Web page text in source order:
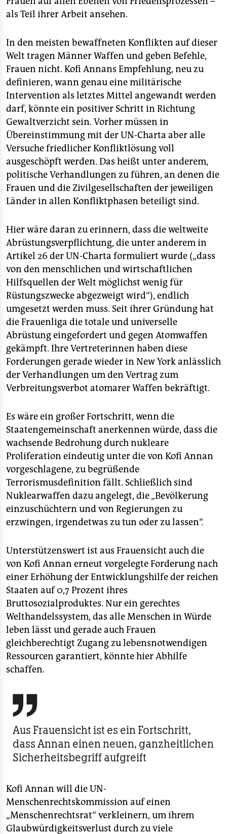
als Teil ihrer Arbeit ansehen.
In den meisten bewaffneten Konflikten auf dieser
Welt tragen Männer Waffen und geben Befehle,
Frauen nicht. Kofi Annans Empfehlung, neu zu
definieren, wann genau eine militärische
Intervention als letztes Mittel angewandt werden
darf, könnte ein positiver Schritt in Richtung
Gewaltverzicht sein. Vorher müssen in
Übereinstimmung mit der UN-Charta aber alle
Versuche friedlicher Konfliktlösung voll
ausgeschöpft werden. Das heißt unter anderem,
politische Verhandlungen zu führen, an denen die
Frauen und die Zivilgesellschaften der jeweiligen
Länder in allen Konfliktphasen beteiligt sind.
Hier wäre daran zu erinnern, dass die weltweite
Abrüstungsverpflichtung, die unter anderem in
Artikel 26 der UN-Charta formuliert wurde („dass
von den menschlichen und wirtschaftlichen
Hilfsquellen der Welt möglichst wenig für
Rüstungszwecke abgezweigt wird“), endlich
umgesetzt werden muss. Seit ihrer Gründung hat
die Frauenliga die totale und universelle
Abrüstung eingefordert und gegen Atomwaffen
gekämpft. Ihre Vertreterinnen haben diese
Forderungen gerade wieder in New York anlässlich
der Verhandlungen um den Vertrag zum
Verbreitungsverbot atomarer Waffen bekräftigt.
Es wäre ein großer Fortschritt, wenn die
Staatengemeinschaft anerkennen würde, dass die
wachsende Bedrohung durch nukleare
Proliferation eindeutig unter die von Kofi Annan
vorgeschlagene, zu begrüßende
Terrorismusdefinition fällt. Schließlich sind
Nuklearwaffen dazu angelegt, die „Bevölkerung
einzuschüchtern und von Regierungen zu
erzwingen, irgendetwas zu tun oder zu lassen“.
Unterstützenswert ist aus Frauensicht auch die
von Kofi Annan erneut vorgelegte Forderung nach
einer Erhöhung der Entwicklungshilfe der reichen
Staaten auf 0,7 Prozent ihres
Bruttosozialproduktes. Nur ein gerechtes
Welthandelssystem, das alle Menschen in Würde
leben lässt und gerade auch Frauen
gleichberechtigt Zugang zu lebensnotwendigen
Ressourcen garantiert, könnte hier Abhilfe
schaffen.

Aus Frauensicht ist es ein Fortschritt,
dass Annan einen neuen, ganzheitlichen
Sicherheitsbegriff aufgreift
Kofi Annan will die UN-
Menschenrechtskommission auf einen
„Menschenrechtsrat“ verkleinern, um ihrem
Glaubwürdigkeitsverlust durch zu viele